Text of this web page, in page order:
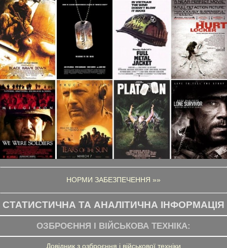
НОРМИ ЗАБЕЗПЕЧЕННЯ »»
СТАТИСТИЧНА ТА АНАЛІТИЧНА ІНФОРМАЦІЯ
ОЗБРОЄННЯ І ВІЙСЬКОВА ТЕХНІКА:
Довідник з озброєння і військової техніки